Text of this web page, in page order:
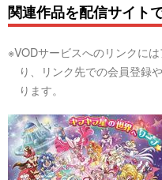
関連作品を配信サイト
※VODサービスへのリンクに
り、リンク先での会員登録
ります。